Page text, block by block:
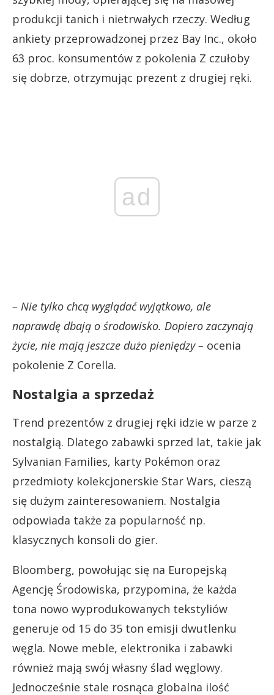
produkcji tanich i nietrwałych rzeczy. Według
ankiety przeprowadzonej przez Bay Inc., około
63 proc. konsumentów z pokolenia Z czułoby
się dobrze, otrzymując prezent z drugiej ręki.
ad
– Nie tylko chcą wyglądać wyjątkowo, ale
naprawdę dbają o środowisko. Dopiero zaczynają
życie, nie mają jeszcze dużo pieniędzy – ocenia
pokolenie Z Corella.
Nostalgia a sprzedaż
Trend prezentów z drugiej ręki idzie w parze z
nostalgią. Dlatego zabawki sprzed lat, takie jak
Sylvanian Families, karty Pokémon oraz
przedmioty kolekcjonerskie Star Wars, cieszą
się dużym zainteresowaniem. Nostalgia
odpowiada także za popularność np.
klasycznych konsoli do gier.
Bloomberg, powołując się na Europejską
Agencję Środowiska, przypomina, że każda
tona nowo wyprodukowanych tekstyliów
generuje od 15 do 35 ton emisji dwutlenku
węgla. Nowe meble, elektronika i zabawki
również mają swój własny ślad węglowy.
Jednocześnie stale rosnąca globalna ilość